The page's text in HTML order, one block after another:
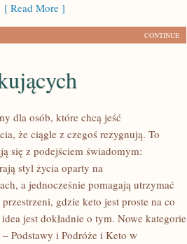
[ Read More ]
CONTINUE
dla osób, które chcą jeść
że ciągle z czegoś rezygnują. To
się z podejściem świadomym:
styl życia oparty na
a jednocześnie pomagają utrzymać
gdzie keto jest proste na co
jest dokładnie o tym. Nowe kategorie
Podstawy i Podróże i Keto w